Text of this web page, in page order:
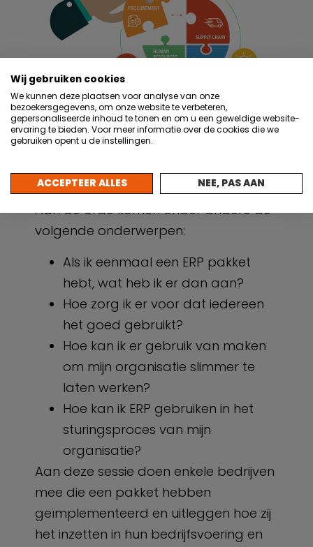
kan ik met ERP?
Aan de orde komen onder andere de
volgende onderwerpen:
Als ik eenmaal een ERP pakket
hebt, wat heb ik er dan aan?
Hoe zorg ik er voor dat iedereen
het goed gebruikt?
Hoe kan ik er gebruik van maken
om mijn organisatie slimmer te
laten werken?
Hoe kan ik ERP gebruiken in het
sturingsproces van mijn
organisatie?
Aan deze sessie doen enkele bedrijven
mee die een pakket hebben
geïmplementeerd en uitleggen hoe zij
het inzetten in hun bedrijfsvoering en
Wij gebruiken cookies
We kunnen deze plaatsen voor analyse van onze
bezoekersgegevens, om onze website te verbeteren,
gepersonaliseerde inhoud te tonen en om u een geweldige website-
ervaring te bieden. Voor meer informatie over de cookies die we
gebruiken opent u de instellingen.
ACCEPTEER ALLES NEE, PAS AAN